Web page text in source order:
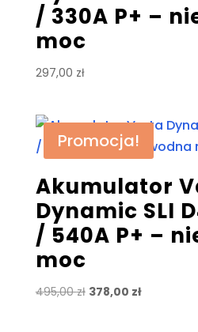
/ 330A P+ –
moc
297,00 zł
Promocja!
Akumulator
Dynamic SLI
/ 540A P+ –
moc
495,00zł Pierwotna
378,00 złAktualna